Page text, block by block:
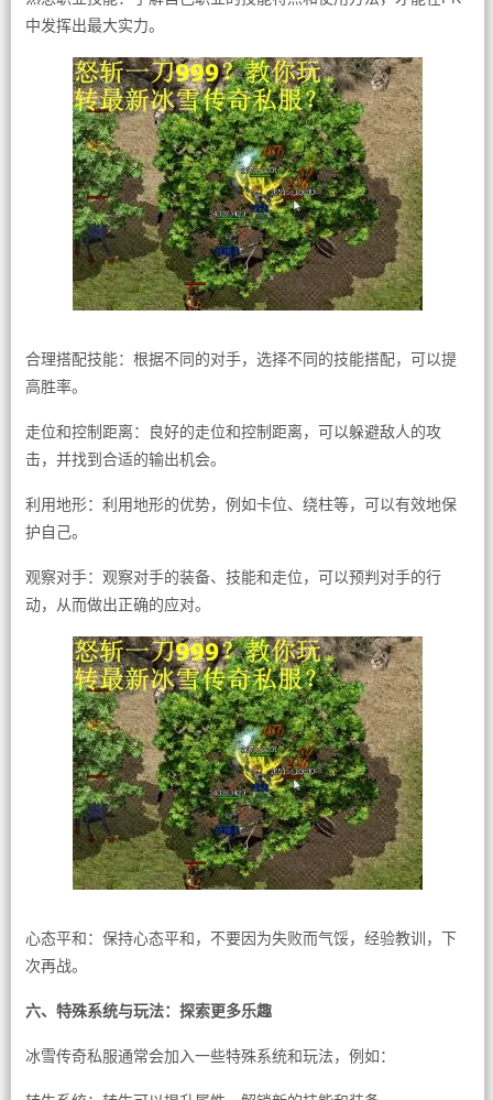
中发挥出最大实力。
合理搭配技能：根据不同的对手，选择不同的技能搭配，可以提
高胜率。
走位和控制距离：良好的走位和控制距离，可以躲避敌人的攻
击，并找到合适的输出机会。
利用地形：利用地形的优势，例如卡位、绕柱等，可以有效地保
护自己。
观察对手：观察对手的装备、技能和走位，可以预判对手的行
动，从而做出正确的应对。
心态平和：保持心态平和，不要因为失败而气馁，经验教训，下
次再战。
六、特殊系统与玩法：探索更多乐趣
冰雪传奇私服通常会加入一些特殊系统和玩法，例如：